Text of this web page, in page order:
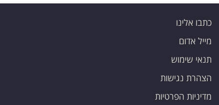
כתבו אלינו
מייל אדום
תנאי שימוש
הצהרת נגישות
מדיניות הפרטיות